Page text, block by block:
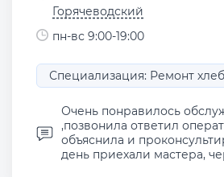
Горячеводский
пн-вс 9:00-19:00
Специализация: Ремонт
Очень понравилось
,позвонила ответил
объяснила и
день приехали мастера,